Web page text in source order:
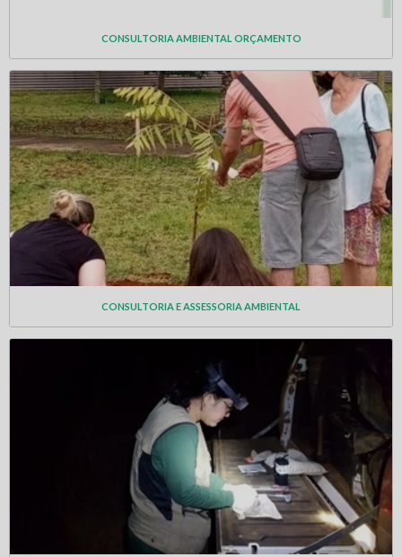
CONSULTORIA AMBIENTAL ORÇAMENTO
CONSULTORIA E ASSESSORIA AMBIENTAL